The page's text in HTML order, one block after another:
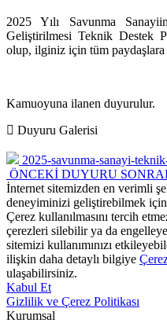
2025 Yılı Savunma
Geliştirilmesi Teknik Destek
olup, ilginiz için tüm paydaşlara
Kamuoyuna ilanen duyurulur.
Duyuru Galerisi
2025-savunma-sanayi-
ÖNCEKİ DUYURU
İnternet sitemizden en verimli
deneyiminizi geliştirebilmek
Çerez kullanılmasını tercih
çerezleri silebilir ya da
sitemizi kullanımınızı
ilişkin daha detaylı bilgiye
ulaşabilirsiniz.
Kabul Et
Gizlilik ve Çerez Politikası
Kurumsal